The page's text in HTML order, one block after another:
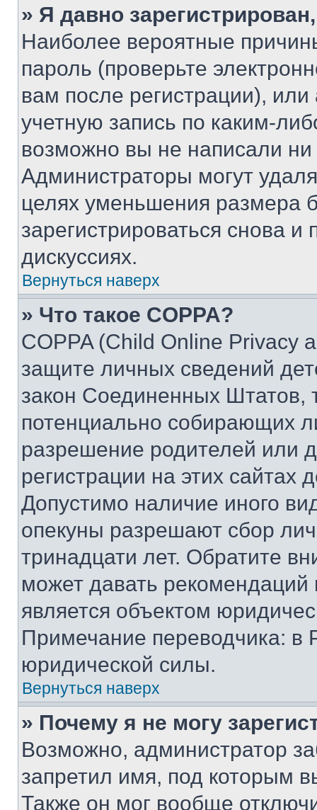
» Я давно
Наиболее вероятные
пароль (проверьте
вам после регистрации),
учетную запись по каким-
возможно вы не написали
Администраторы могут
целях уменьшения размера
зарегистрироваться снова и
дискуссиях.
Вернуться наверх
» Что такое COPPA?
COPPA (Child Online Privacy
защите личных сведений
закон Соединенных Штатов,
потенциально собирающих
разрешение родителей или
регистрации на этих сайтах
Допустимо наличие иного
опекуны разрешают сбор
тринадцати лет. Обратите
может давать
является объектом
Примечание переводчика: в
юридической силы.
Вернуться наверх
» Почему я не могу
Возможно, администратор
запретил имя, под которым
Также он мог вообще